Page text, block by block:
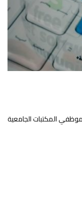
المكتبات الجامعية